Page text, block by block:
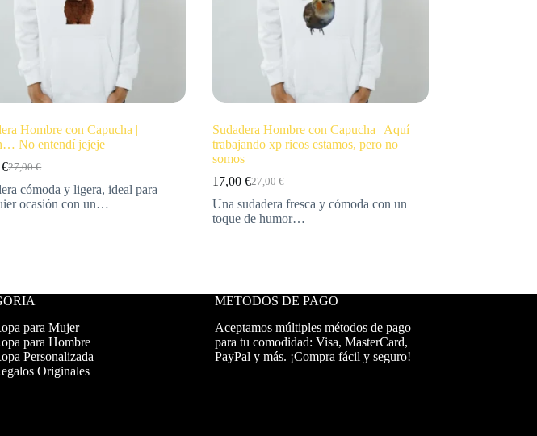
Hombre con Capucha |
No entendí jejeje
27,00€
€
cómoda y ligera, ideal para
ocasión con un…
Sudadera Hombre con Capucha | Aquí
trabajando xp ricos estamos, pero no
somos
27,00€
17,00 €
Una sudadera fresca y cómoda con un
toque de humor…
para Mujer
para Hombre
Personalizada
Originales
METODOS DE PAGO
Aceptamos múltiples métodos de pago
para tu comodidad: Visa, MasterCard,
PayPal y más. ¡Compra fácil y seguro!